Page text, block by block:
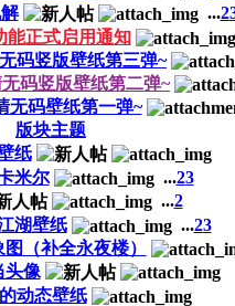
...2
能正式启用通知
码竖版壁纸第三弹~
无码竖版壁纸第二弹~
无码壁纸第一弹~
版块主题
纸
米尔
...23
...2
湖壁纸
...23
（补全永夜楼）
头像
动态壁纸